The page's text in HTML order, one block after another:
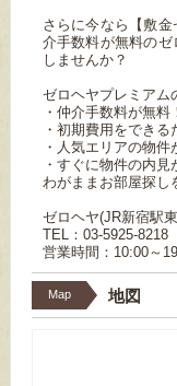
さらに今なら【敷
介手数料が無料の
しませんか？
ゼロヘヤプレミアム
・仲介手数料が無料
・初期費用をできる
・人気エリアの物件
・すぐに物件の内見
わがままお部屋探し
ゼロヘヤ(JR新宿駅
TEL：03-5925-8218
営業時間：10:00～
Map 地図